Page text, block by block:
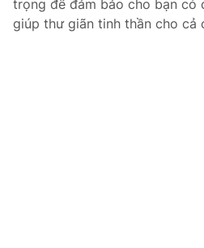
trọng để đảm bảo cho bạn có
giúp thư giãn tinh thần cho cả